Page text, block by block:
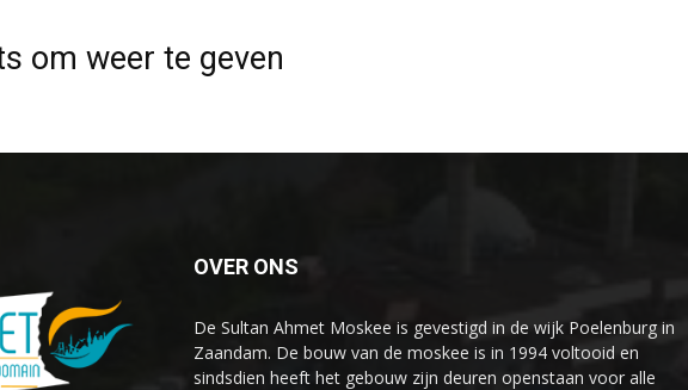
om weer te geven
OVER ONS
De Sultan Ahmet Moskee is gevestigd in de wijk Poelenburg in
Zaandam. De bouw van de moskee is in 1994 voltooid en
sindsdien heeft het gebouw zijn deuren openstaan voor alle